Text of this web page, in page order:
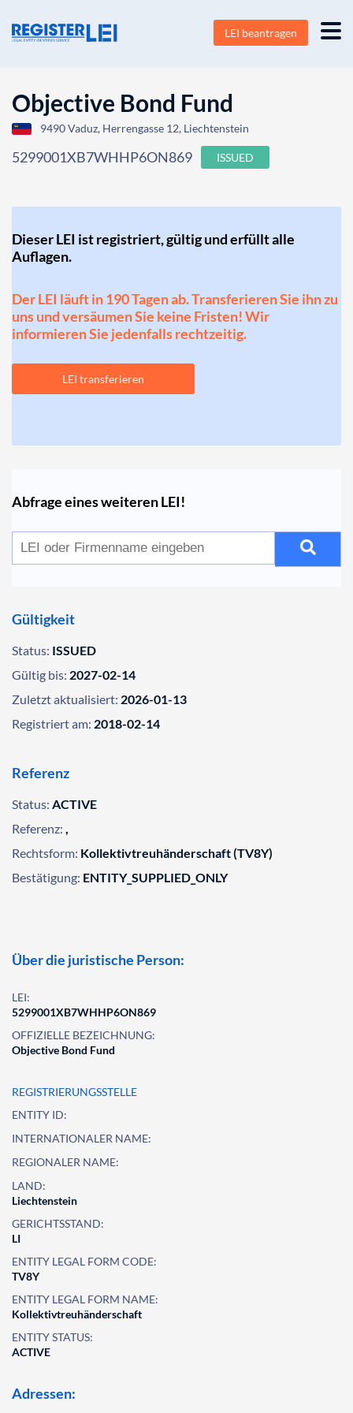
LEI beantragen
Objective Bond Fund
9490 Vaduz, Herrengasse 12, Liechtenstein
5299001XB7WHHP6ON869 ISSUED
Dieser LEI ist registriert, gültig und erfüllt alle
Auflagen.
Der LEI läuft in 190 Tagen ab. Transferieren Sie ihn zu
uns und versäumen Sie keine Fristen! Wir
informieren Sie jedenfalls rechtzeitig.
LEI transferieren
Abfrage eines weiteren LEI!
Gültigkeit
Status: ISSUED
Gültig bis: 2027-02-14
Zuletzt aktualisiert: 2026-01-13
Registriert am: 2018-02-14
Referenz
Status: ACTIVE
Referenz: ,
Rechtsform: Kollektivtreuhänderschaft (TV8Y)
Bestätigung: ENTITY_SUPPLIED_ONLY
Über die juristische Person:
LEI:
5299001XB7WHHP6ON869
OFFIZIELLE BEZEICHNUNG:
Objective Bond Fund
REGISTRIERUNGSSTELLE
ENTITY ID:
INTERNATIONALER NAME:
REGIONALER NAME:
LAND:
Liechtenstein
GERICHTSSTAND:
LI
ENTITY LEGAL FORM CODE:
TV8Y
ENTITY LEGAL FORM NAME:
Kollektivtreuhänderschaft
ENTITY STATUS:
ACTIVE
Adressen: